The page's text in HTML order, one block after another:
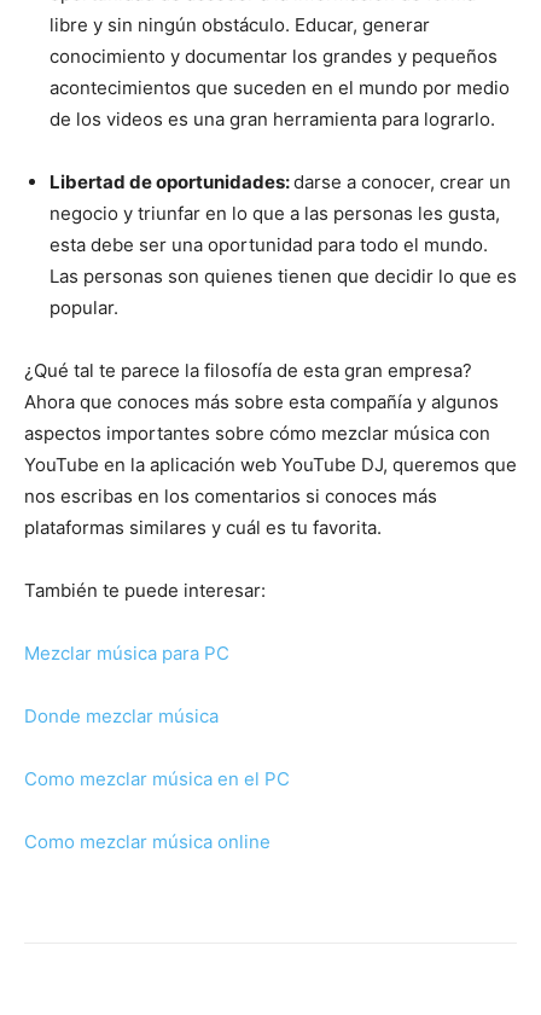
libre y sin ningún obstáculo. Educar, generar
conocimiento y documentar los grandes y pequeños
acontecimientos que suceden en el mundo por medio
de los videos es una gran herramienta para lograrlo.
Libertad de oportunidades:darse a conocer, crear un
negocio y triunfar en lo que a las personas les gusta,
esta debe ser una oportunidad para todo el mundo.
Las personas son quienes tienen que decidir lo que es
popular.
¿Qué tal te parece la filosofía de esta gran empresa?
Ahora que conoces más sobre esta compañía y algunos
aspectos importantes sobre cómo mezclar música con
YouTube en la aplicación web YouTube DJ, queremos que
nos escribas en los comentarios si conoces más
plataformas similares y cuál es tu favorita.
También te puede interesar:
Mezclar música para PC
Donde mezclar música
Como mezclar música en el PC
Como mezclar música online